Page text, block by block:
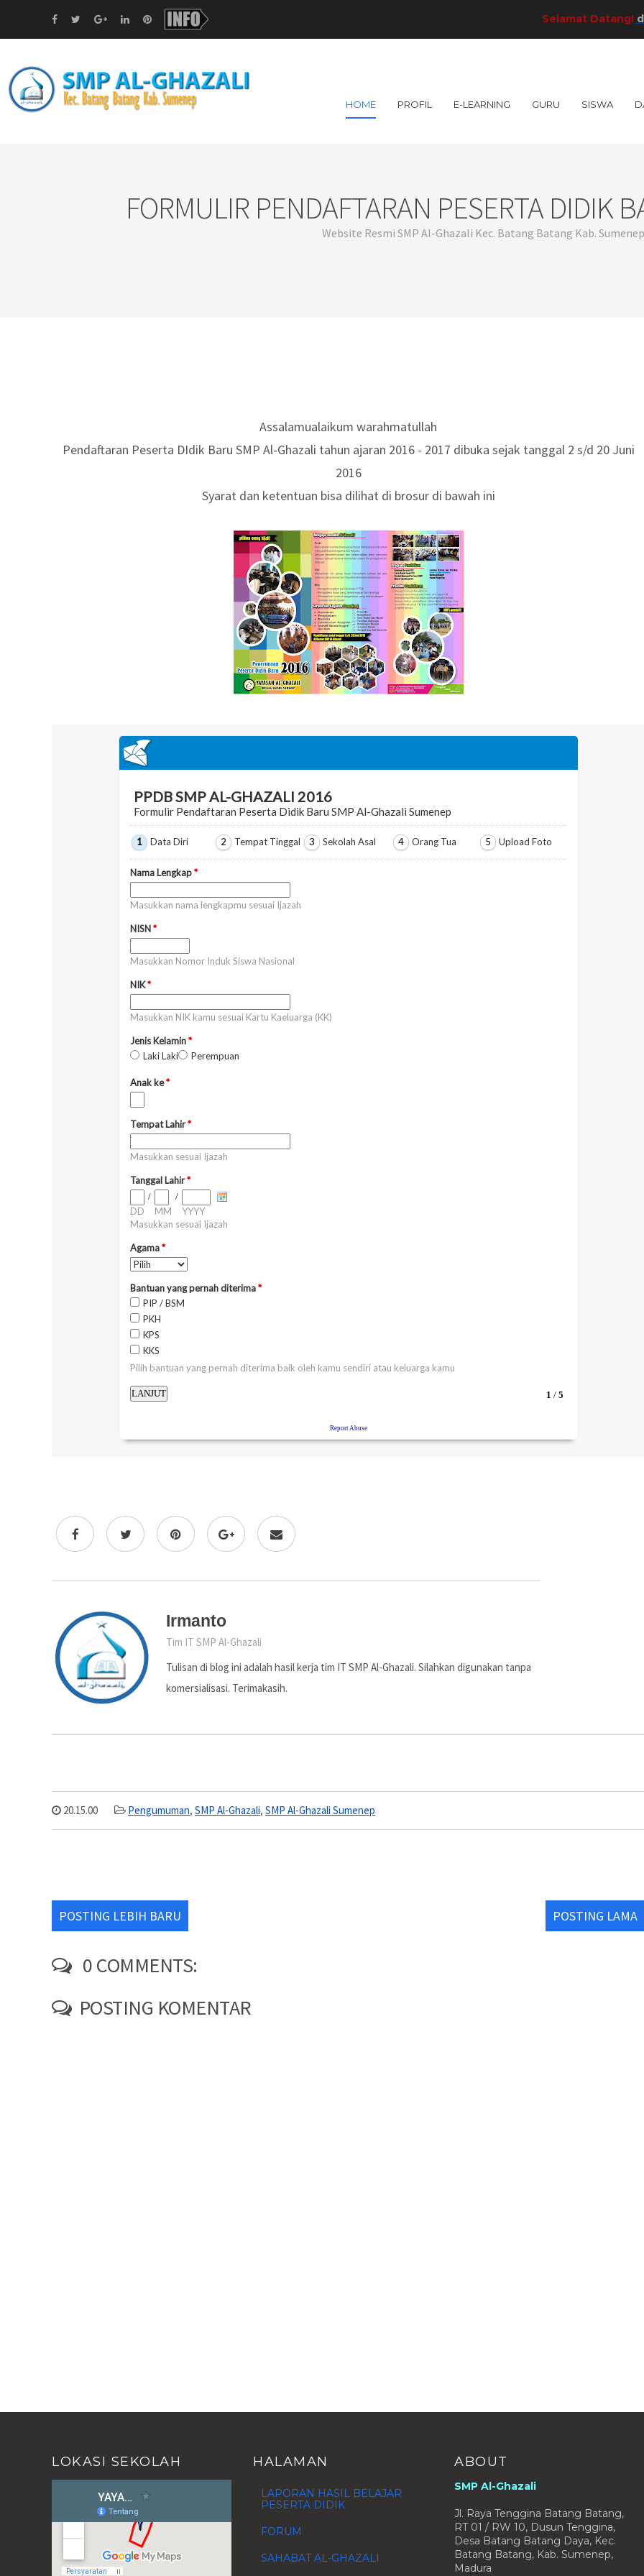
Selamat Datang! di SMP
HOME PROFIL E-LEARNING GURU SISWA
FORMULIR PENDAFTARAN PESERTA DIDIK
Website Resmi SMP Al-Ghazali Kec. Batang Batang Kab. Sumenep
Assalamualaikum warahmatullah
Pendaftaran Peserta DIdik Baru SMP Al-Ghazali tahun ajaran 2016 - 2017 dibuka sejak tanggal 2 s/d 20 Juni
2016
Syarat dan ketentuan bisa dilihat di brosur di bawah ini
Irmanto
Tim IT SMP Al-Ghazali
Tulisan di blog ini adalah hasil kerja tim IT SMP Al-Ghazali. Silahkan digunakan tanpa
komersialisasi. Terimakasih.
20.15.00 Pengumuman, SMP Al-Ghazali, SMP Al-Ghazali Sumenep
POSTING LEBIH BARU POSTING LAMA
0 COMMENTS:
POSTING KOMENTAR
LOKASI SEKOLAH HALAMAN
LAPORAN HASIL BELAJAR
PESERTA DIDIK
FORUM
SAHABAT AL-GHAZALI
ABOUT
SMP Al-Ghazali
Jl. Raya Tenggina Batang Batang,
RT 01 / RW 10, Dusun Tenggina,
Desa Batang Batang Daya, Kec.
Batang Batang, Kab. Sumenep,
Madura